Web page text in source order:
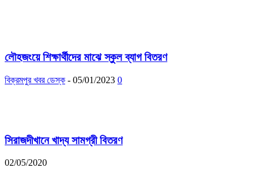
লৌহজংয়ে শিক্ষার্থীদের মাঝে স্কুল ব্যাগ বিতরণ
বিক্রমপুর খবর ডেস্ক - 05/01/2023 0
সিরাজদীখানে খাদ্য সামগ্রী বিতরণ
02/05/2020